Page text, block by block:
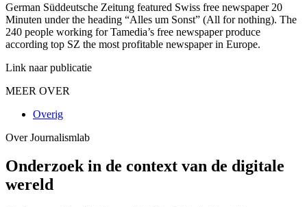
German Süddeutsche Zeitung featured Swiss free newspaper 20
Minuten under the heading “Alles um Sonst” (All for nothing). The
240 people working for Tamedia’s free newspaper produce
according top SZ the most profitable newspaper in Europe.
Link naar publicatie
MEER OVER
Overig
Over Journalismlab
Onderzoek in de context van de digitale
wereld